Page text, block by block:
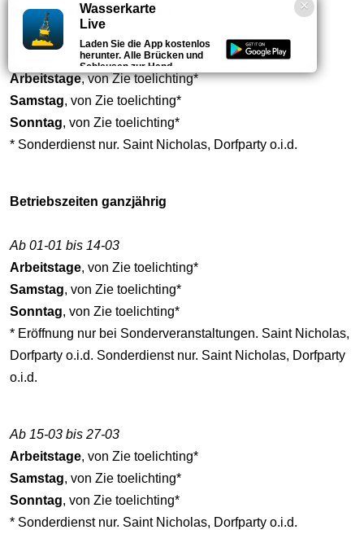
Bedienzeiten diese Woche
Ab 01-06 bis 31-08
Arbeitstage, von Zie toelichting*
Samstag, von Zie toelichting*
Sonntag, von Zie toelichting*
* Sonderdienst nur. Saint Nicholas, Dorfparty o.i.d.
Betriebszeiten ganzjährig
Ab 01-01 bis 14-03
Arbeitstage, von Zie toelichting*
Samstag, von Zie toelichting*
Sonntag, von Zie toelichting*
* Eröffnung nur bei Sonderveranstaltungen. Saint Nicholas,
Dorfparty o.i.d. Sonderdienst nur. Saint Nicholas, Dorfparty
o.i.d.
Ab 15-03 bis 27-03
Arbeitstage, von Zie toelichting*
Samstag, von Zie toelichting*
Sonntag, von Zie toelichting*
* Sonderdienst nur. Saint Nicholas, Dorfparty o.i.d.
Wasserkarte
Live
Laden Sie die App kostenlos
herunter. Alle Brücken und
Schleusen zur Hand.